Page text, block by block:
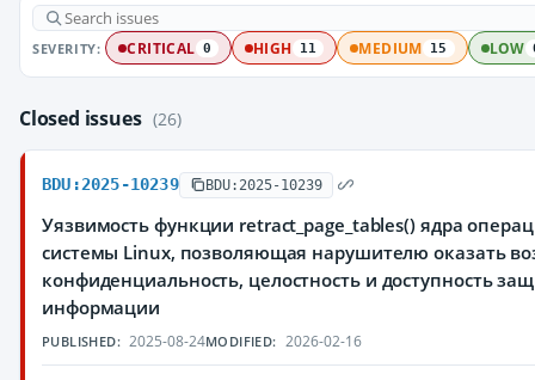
SEVERITY: CRITICAL 0 HIGH 11 MEDIUM 15 LOW
Closed issues (26)
BDU:2025-10239 BDU:2025-10239
Уязвимость функции retract_page_tables() ядра
системы Linux, позволяющая нарушителю оказать
конфиденциальность, целостность и доступность
информации
PUBLISHED: 2025-08-24MODIFIED: 2026-02-16